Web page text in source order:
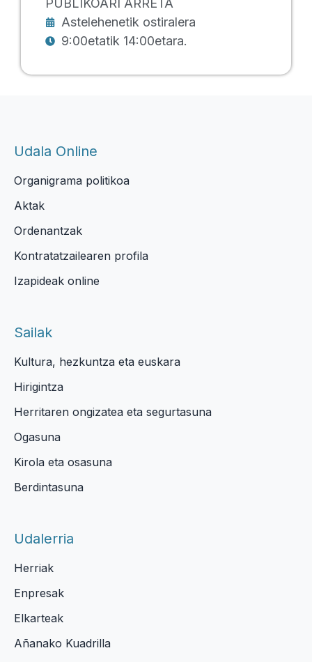
PUBLIKOARI ARRETA
Astelehenetik ostiralera
9:00etatik 14:00etara.
Udala Online
Organigrama politikoa
Aktak
Ordenantzak
Kontratatzailearen profila
Izapideak online
Sailak
Kultura, hezkuntza eta euskara
Hirigintza
Herritaren ongizatea eta segurtasuna
Ogasuna
Kirola eta osasuna
Berdintasuna
Udalerria
Herriak
Enpresak
Elkarteak
Añanako Kuadrilla